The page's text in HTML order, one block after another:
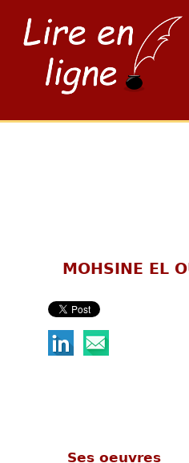
MOHSINE EL
Ses oeuvres